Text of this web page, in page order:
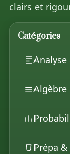
clairs et
Catégories
Analyse
Algèbre
Prépa